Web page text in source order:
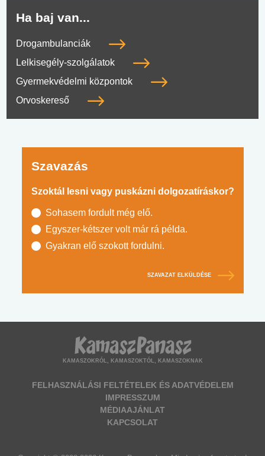
Ha baj van...
Drogambulanciák
Lelkisegély-szolgálatok
Gyermekvédelmi központok
Orvoskereső
Szavazás
Szoktál lesni vagy puskázni dolgozatíráskor?
Sohasem fordult még elő.
Egyszer-kétszer volt már rá példa.
Gyakran elő szokott fordulni.
SZAVAZAT ELKÜLDÉSE
KAMASZOKRÓL, KAMASZOKTÓL, KAMASZOKNAK
FELHASZNÁLÁSI FELTÉTELEK ÉS ADATVÉDELEM
IMPRESSZUM
MÉDIAAJÁNLAT
KAPCSOLAT